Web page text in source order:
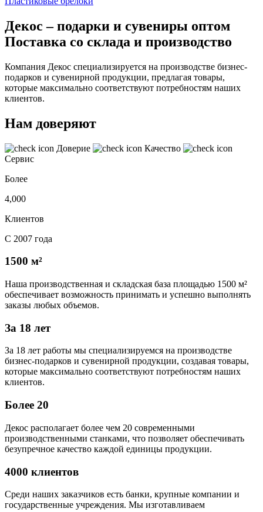
Декос – подарки и сувениры оптом
Поставка со склада и производство
Компания Декос специализируется на производстве бизнес-
подарков и сувенирной продукции, предлагая товары,
которые максимально соответствуют потребностям наших
клиентов.
Нам доверяют
Доверие
Качество
Сервис
Более
4,000
Клиентов
С 2007 года
1500 м²
Наша производственная и складская база площадью 1500 м²
обеспечивает возможность принимать и успешно выполнять
заказы любых объемов.
За 18 лет
За 18 лет работы мы специализируемся на производстве
бизнес-подарков и сувенирной продукции, создавая товары,
которые максимально соответствуют потребностям наших
клиентов.
Более 20
Декос располагает более чем 20 современными
производственными станками, что позволяет обеспечивать
безупречное качество каждой единицы продукции.
4000 клиентов
Среди наших заказчиков есть банки, крупные компании и
государственные учреждения. Мы изготавливаем